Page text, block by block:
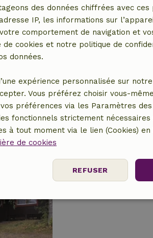
Maison nature à
Sud, Finlande
Centre, Finlande
8 personnes
3
des données chiffrées avec ces
IP, les informations sur
comportement de navigation et
cookies et notre politique de
données.
expérience personnalisée sur
Vous préférez choisir vous-
préférences via les Paramètres des
fonctionnels strictement
à tout moment via le lien (Cookies) en
de cookies
REFUSER
Ciblage